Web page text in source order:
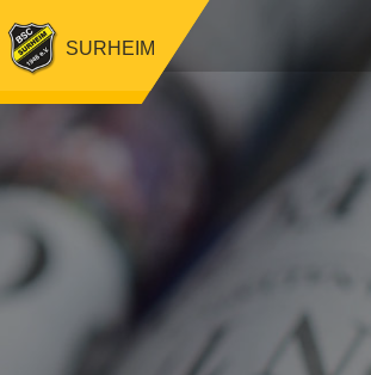
SURHEIM